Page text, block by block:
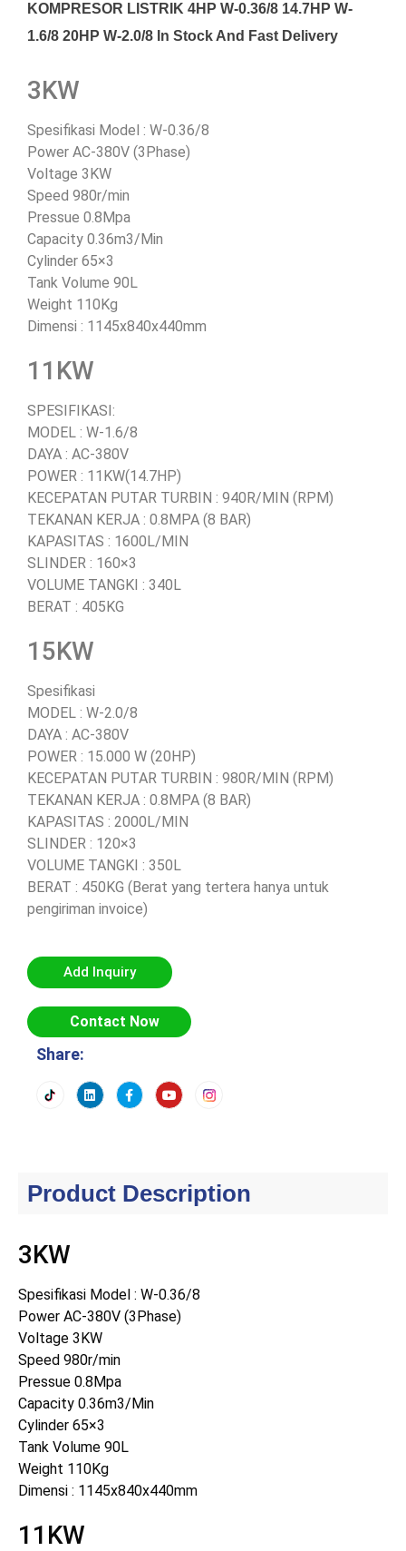
KOMPRESOR LISTRIK 4HP W-0.36/8 14.7HP W-
1.6/8 20HP W-2.0/8 In Stock And Fast Delivery
3KW
Spesifikasi Model : W-0.36/8
Power AC-380V (3Phase)
Voltage 3KW
Speed 980r/min
Pressue 0.8Mpa
Capacity 0.36m3/Min
Cylinder 65×3
Tank Volume 90L
Weight 110Kg
Dimensi : 1145x840x440mm
11KW
SPESIFIKASI:
MODEL : W-1.6/8
DAYA : AC-380V
POWER : 11KW(14.7HP)
KECEPATAN PUTAR TURBIN : 940R/MIN (RPM)
TEKANAN KERJA : 0.8MPA (8 BAR)
KAPASITAS : 1600L/MIN
SLINDER : 160×3
VOLUME TANGKI : 340L
BERAT : 405KG
15KW
Spesifikasi
MODEL : W-2.0/8
DAYA : AC-380V
POWER : 15.000 W (20HP)
KECEPATAN PUTAR TURBIN : 980R/MIN (RPM)
TEKANAN KERJA : 0.8MPA (8 BAR)
KAPASITAS : 2000L/MIN
SLINDER : 120×3
VOLUME TANGKI : 350L
BERAT : 450KG (Berat yang tertera hanya untuk
pengiriman invoice)
Add Inquiry
Contact Now
Share:
Product Description
3KW
Spesifikasi Model : W-0.36/8
Power AC-380V (3Phase)
Voltage 3KW
Speed 980r/min
Pressue 0.8Mpa
Capacity 0.36m3/Min
Cylinder 65×3
Tank Volume 90L
Weight 110Kg
Dimensi : 1145x840x440mm
11KW